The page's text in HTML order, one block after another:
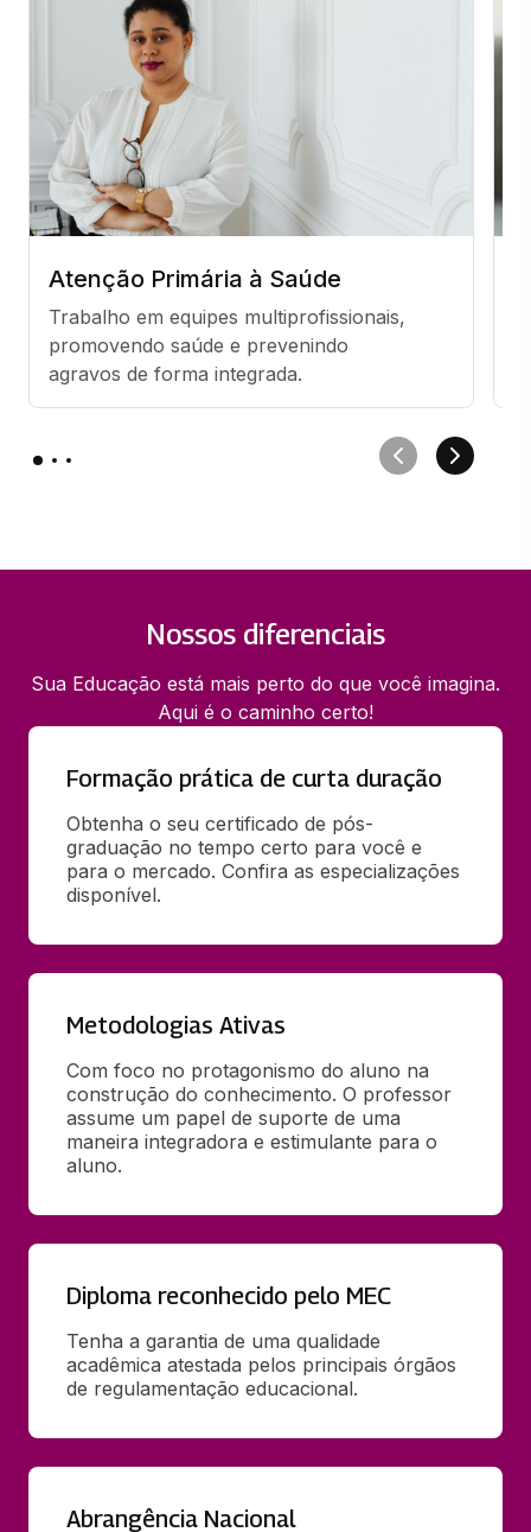
Atenção Primária à Saúde
Trabalho em equipes multiprofissionais,
promovendo saúde e prevenindo
agravos de forma integrada.
Nossos diferenciais
Sua Educação está mais perto do que você imagina.
Aqui é o caminho certo!
Formação prática de curta duração
Obtenha o seu certificado de pós-
graduação no tempo certo para você e
para o mercado. Confira as especializações
disponível.
Metodologias Ativas
Com foco no protagonismo do aluno na
construção do conhecimento. O professor
assume um papel de suporte de uma
maneira integradora e estimulante para o
aluno.
Diploma reconhecido pelo MEC
Tenha a garantia de uma qualidade
acadêmica atestada pelos principais órgãos
de regulamentação educacional.
Abrangência Nacional